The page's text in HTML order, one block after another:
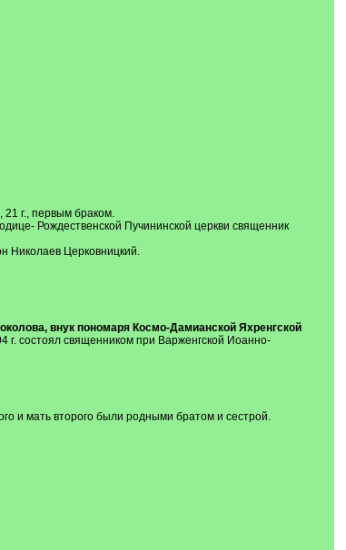
21 г., первым браком.
Рождественской Пучининской церкви священник
Николаев Церковницкий.
внук пономаря Космо-Дамианской Яхренгской
г. состоял священником при Варженгской Иоанно-
и мать второго были родными братом и сестрой.